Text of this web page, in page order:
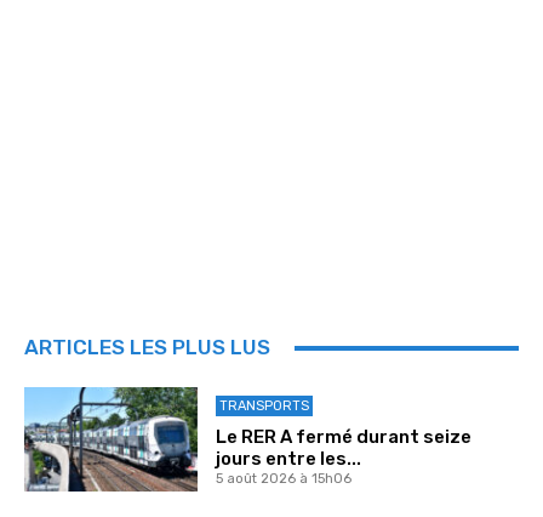
ARTICLES LES PLUS LUS
TRANSPORTS
Le RER A fermé durant seize
jours entre les...
5 août 2026 à 15h06